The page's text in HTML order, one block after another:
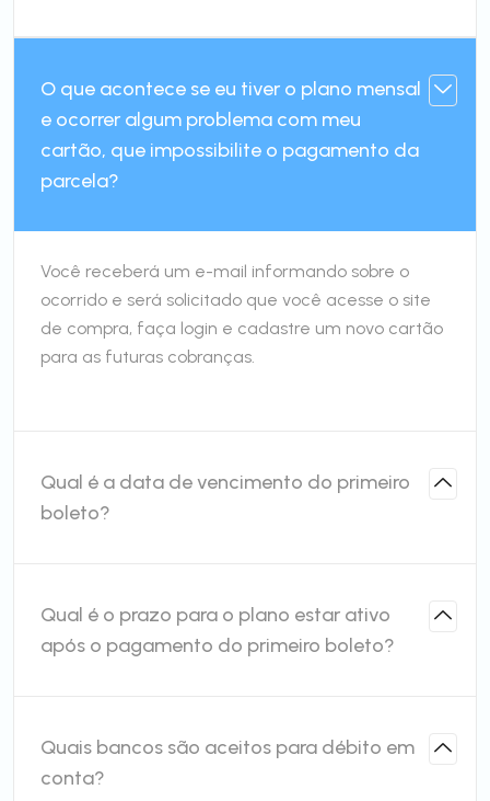
O que acontece se eu tiver o plano mensal
e ocorrer algum problema com meu
cartão, que impossibilite o pagamento da
parcela?
Você receberá um e-mail informando sobre o
ocorrido e será solicitado que você acesse o site
de compra, faça login e cadastre um novo cartão
para as futuras cobranças.
Qual é a data de vencimento do primeiro
boleto?
Qual é o prazo para o plano estar ativo
após o pagamento do primeiro boleto?
Quais bancos são aceitos para débito em
conta?